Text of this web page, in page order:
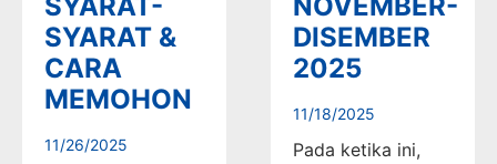
SYARAT &
CARA
MEMOHON
11/26/2025
DISEMBER
2025
11/18/2025
Pada ketika ini,